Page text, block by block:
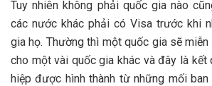
Tuy nhiên không phải quốc gia nào
các nước khác phải có Visa trước khi
gia họ. Thường thì một quốc gia sẽ
cho một vài quốc gia khác và đây là kết
hiệp được hình thành từ những mối